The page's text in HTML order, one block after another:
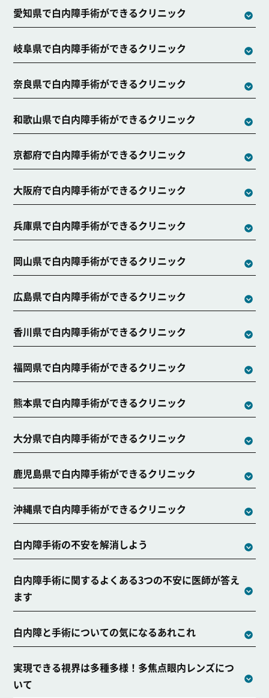
愛知県で白内障手術ができるクリニック
岐阜県で白内障手術ができるクリニック
奈良県で白内障手術ができるクリニック
和歌山県で白内障手術ができるクリニック
京都府で白内障手術ができるクリニック
大阪府で白内障手術ができるクリニック
兵庫県で白内障手術ができるクリニック
岡山県で白内障手術ができるクリニック
広島県で白内障手術ができるクリニック
香川県で白内障手術ができるクリニック
福岡県で白内障手術ができるクリニック
熊本県で白内障手術ができるクリニック
大分県で白内障手術ができるクリニック
鹿児島県で白内障手術ができるクリニック
沖縄県で白内障手術ができるクリニック
白内障手術の不安を解消しよう
白内障手術に関するよくある3つの不安に医師が答え
ます
白内障と手術についての気になるあれこれ
実現できる視界は多種多様！多焦点眼内レンズにつ
いて